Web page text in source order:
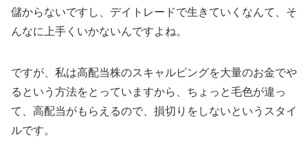
儲からないですし、デイトレードで生きていくなんて、そ
んなに上手くいかないんですよね。
ですが、私は高配当株のスキャルピングを大量のお金でや
るという方法をとっていますから、ちょっと毛色が違っ
て、高配当がもらえるので、損切りをしないというスタイ
ルです。